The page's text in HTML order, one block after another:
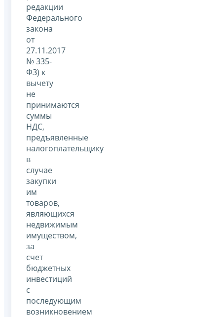
редакции
Федерального
закона
от
27.11.2017
№ 335-
ФЗ) к
вычету
не
принимаются
суммы
НДС,
предъявленные
налогоплательщику
в
случае
закупки
им
товаров,
являющихся
недвижимым
имуществом,
за
счет
бюджетных
инвестиций
с
последующим
возникновением